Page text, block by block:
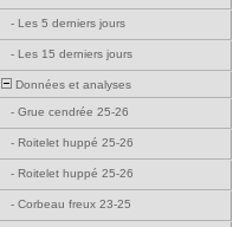
- Les 5 derniers jours
- Les 15 derniers jours
Données et analyses
- Grue cendrée 25-26
- Roitelet huppé 25-26
- Roitelet huppé 25-26
- Corbeau freux 23-25